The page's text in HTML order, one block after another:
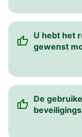
U hebt het
gewenst
De